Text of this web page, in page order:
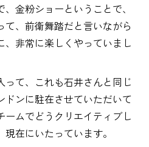
金粉ショーということで、
、前衛舞踏だと言いながら
非常に楽しくやっていまし
て、これも石井さんと同じ
ドンに駐在させていただいて
ムでどうクリエイティブし
在にいたっています。